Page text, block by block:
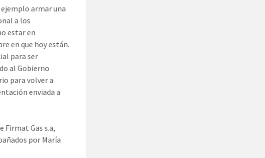
armar una
a los
estar en
en que hoy están.
para ser
al Gobierno
para volver a
enviada a
Firmat Gas s.a,
por María